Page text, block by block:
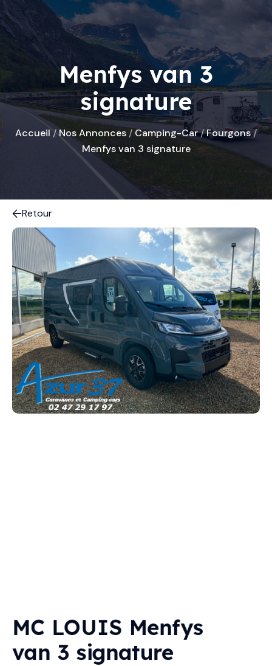
Menfys van 3
signature
Accueil/Nos Annonces / Camping-Car/Fourgons/
Menfys van 3 signature
Retour
MC LOUIS Menfys
van 3 signature